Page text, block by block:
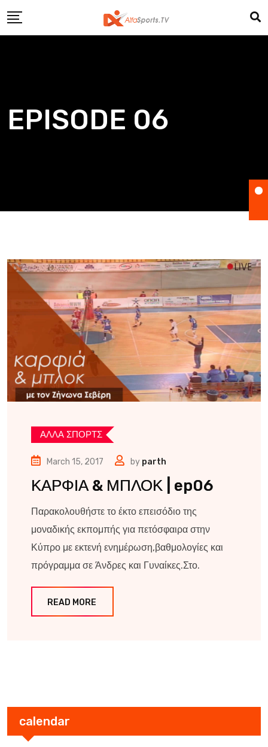
to
EPISODE 06
ΑΛΛΑ ΣΠΟΡΤΣ
March 15, 2017 by parth
ΚΑΡΦΙΑ & ΜΠΛΟΚ | ep06
Παρακολουθήστε το έκτο επεισόδιο της
μοναδικής εκπομπής για πετόσφαιρα στην
Κύπρο με εκτενή ενημέρωση,βαθμολογίες και
πρόγραμμα σε Άνδρες και Γυναίκες.Στο.
READ MORE
calendar